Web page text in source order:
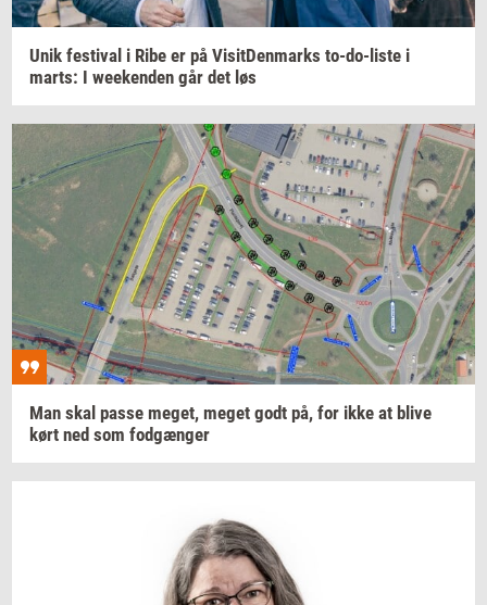
Unik festi­val i Ribe er på Vi­sit­Den­marks to-​do-liste i
marts: I we­e­ken­den går det løs
Man skal passe meget, meget godt på, for ikke at blive
kørt ned som fod­gæn­ger